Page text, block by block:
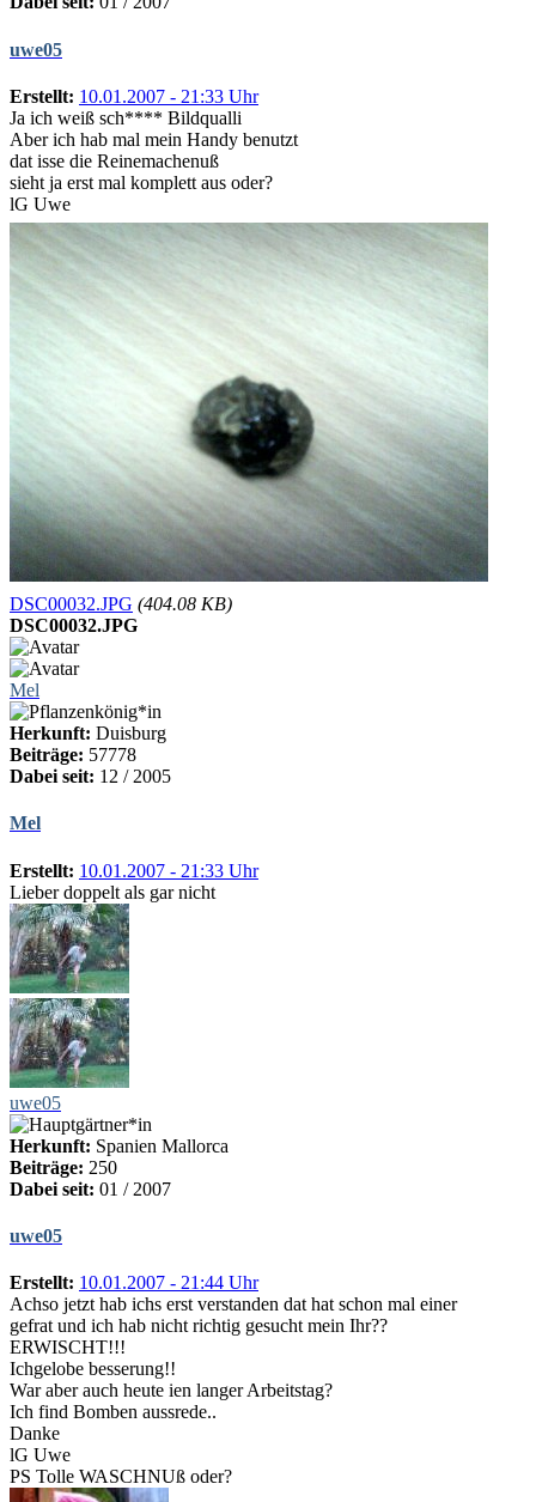
uwe05
Erstellt: 10.01.2007 - 21:33 Uhr
Ja ich weiß sch**** Bildqualli
Aber ich hab mal mein Handy benutzt
dat isse die Reinemachenuß
sieht ja erst mal komplett aus oder?
lG Uwe
DSC00032.JPG (404.08 KB)
DSC00032.JPG
Mel
Herkunft: Duisburg
Beiträge: 57778
Dabei seit: 12 / 2005
Mel
Erstellt: 10.01.2007 - 21:33 Uhr
Lieber doppelt als gar nicht
uwe05
Herkunft: Spanien Mallorca
Beiträge: 250
Dabei seit: 01 / 2007
uwe05
Erstellt: 10.01.2007 - 21:44 Uhr
Achso jetzt hab ichs erst verstanden dat hat schon mal einer
gefrat und ich hab nicht richtig gesucht mein Ihr??
ERWISCHT!!!
Ichgelobe besserung!!
War aber auch heute ien langer Arbeitstag?
Ich find Bomben aussrede..
Danke
lG Uwe
PS Tolle WASCHNUß oder?